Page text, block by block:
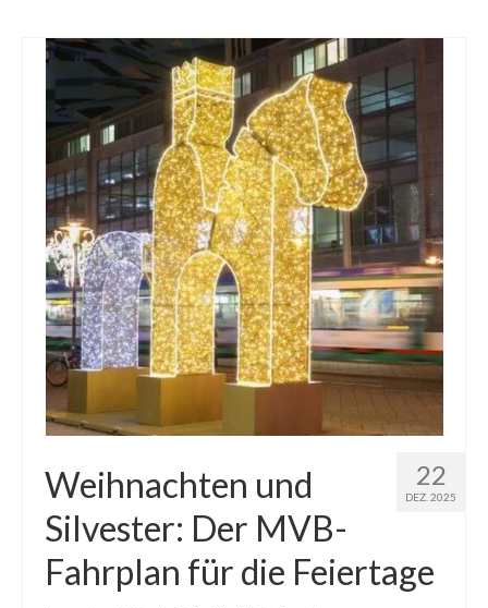
22
DEZ. 2025
Weihnachten und
Silvester: Der MVB-
Fahrplan für die Feiertage